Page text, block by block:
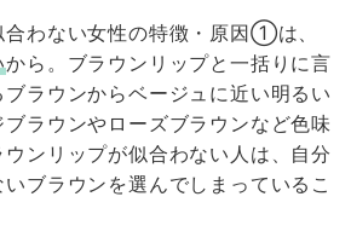
合わない女性の特徴・原因①は、
から。ブラウンリップと一括りに言
ラウンからベージュに近い明るい
ラウンやローズブラウンなど色味
ンリップが似合わない人は、自分
ブラウンを選んでしまっているこ